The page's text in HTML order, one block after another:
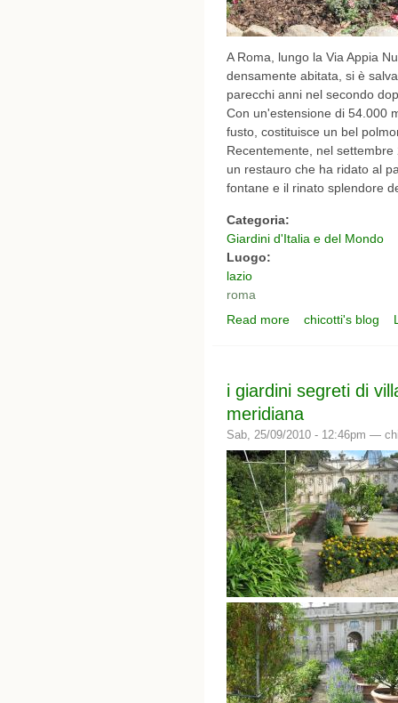
A Roma, lungo la Via Appia
densamente abitata, si è
parecchi anni nel secondo
Con un'estensione di 54.000
fusto, costituisce un bel
Recentemente, nel
un restauro che ha ridato al
fontane e il rinato splendore
Categoria:
Giardini d'Italia e del Mondo
Luogo:
lazio
roma
Read more about Villa Lazzaroni
chicotti's blog
i giardini segreti di
meridiana
Sab, 25/09/2010 - 12:46pm —